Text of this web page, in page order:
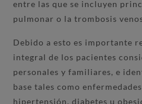
entre las que se incluyen
pulmonar o la trombosis
Debido a esto es importante
integral de los pacientes
personales y familiares, e
base tales como
hipertensión, diabetes u